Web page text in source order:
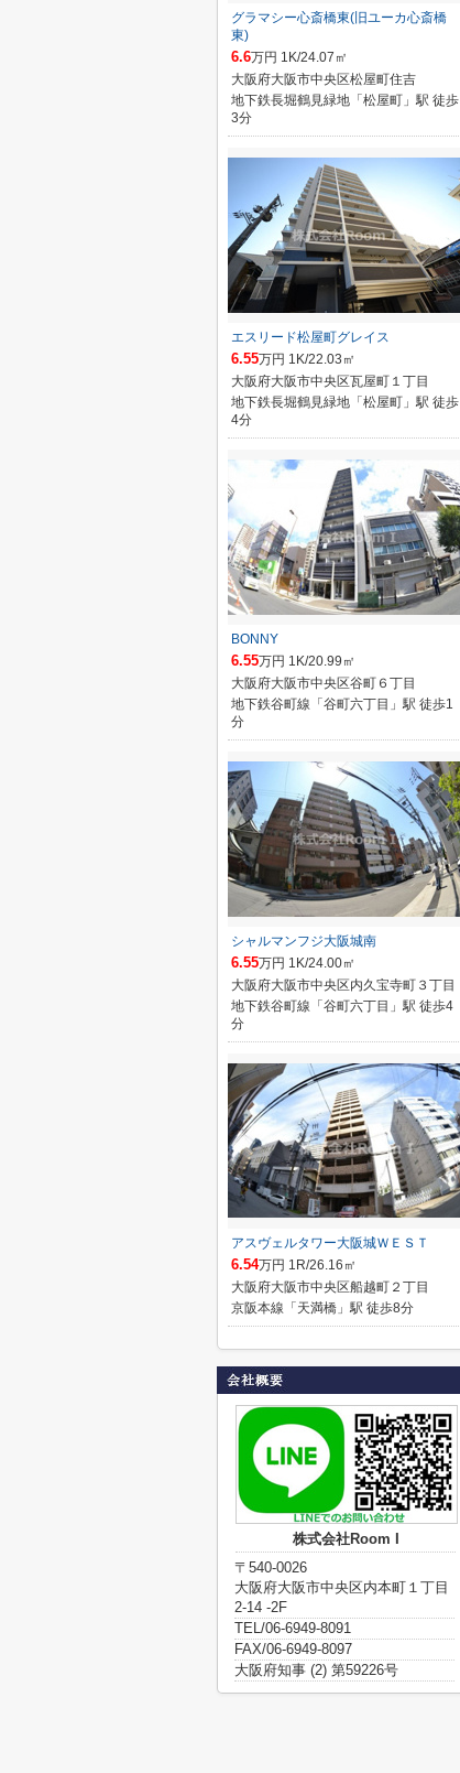
グラマシー心斎橋東(旧ユーカ心斎橋
東)
6.6万円 1K/24.07㎡
大阪府大阪市中央区松屋町住吉
地下鉄長堀鶴見緑地「松屋町」駅 徒歩
3分
エスリード松屋町グレイス
6.55万円 1K/22.03㎡
大阪府大阪市中央区瓦屋町１丁目
地下鉄長堀鶴見緑地「松屋町」駅 徒歩
4分
BONNY
6.55万円 1K/20.99㎡
大阪府大阪市中央区谷町６丁目
地下鉄谷町線「谷町六丁目」駅 徒歩1
分
シャルマンフジ大阪城南
6.55万円 1K/24.00㎡
大阪府大阪市中央区内久宝寺町３丁目
地下鉄谷町線「谷町六丁目」駅 徒歩4
分
アスヴェルタワー大阪城ＷＥＳＴ
6.54万円 1R/26.16㎡
大阪府大阪市中央区船越町２丁目
京阪本線「天満橋」駅 徒歩8分
株式会社Room I
〒540-0026
大阪府大阪市中央区内本町１丁目
2-14 -2F
TEL/06-6949-8091
FAX/06-6949-8097
大阪府知事 (2) 第59226号